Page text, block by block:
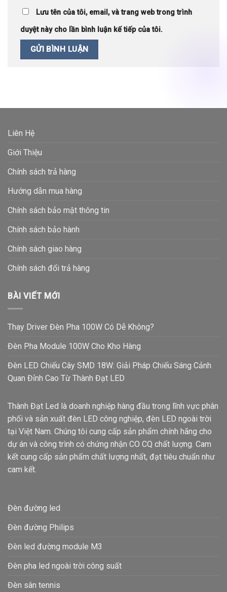
Lưu tên của tôi, email, và trang web trong trình
duyệt này cho lần bình luận kế tiếp của tôi.
Liên Hệ
Giới Thiệu
Chính sách trả hàng
Hướng dẫn mua hàng
Chính sách bảo mật thông tin
Chính sách bảo hành
Chính sách giao hàng
Chính sách đổi trả hàng
BÀI VIẾT MỚI
Thay Driver Đèn Pha 100W Có Dễ Không?
Đèn Pha Module 100W Cho Kho Hàng
Đèn LED Chiếu Cây SMD 18W: Giải Pháp Chiếu Sáng Cảnh
Quan Đỉnh Cao Từ Thành Đạt LED
Thành Đạt Led là doanh nghiệp hàng đầu trong lĩnh vực phân
phối và sản xuất đèn LED công nghiệp, đèn LED ngoài trời
tại Việt Nam. Chúng tôi cung cấp sản phẩm chính hãng cho
dự án và công trình có chứng nhận CO CQ chất lượng. Cam
kết cung cấp sản phẩm chất lượng nhất, đạt tiêu chuẩn như
cam kết.
Đèn đường led
Đèn đường Philips
Đèn led đường module M3
Đèn pha led ngoài trời công suất
Đèn sân tennis